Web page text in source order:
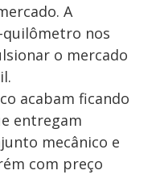
A
quilômetro nos
o mercado
acabam ficando
entregam
mecânico e
com preço